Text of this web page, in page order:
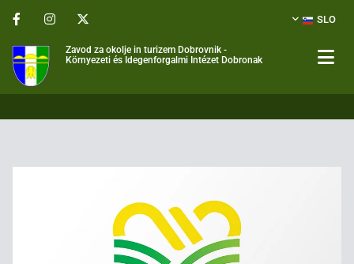
SLO
Zavod za okolje in turizem Dobrovnik -
Környezeti és Idegenforgalmi Intézet Dobronak